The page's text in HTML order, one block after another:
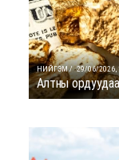
НИЙГЭМ / 29/06/2026,
Алтны ордуудаа